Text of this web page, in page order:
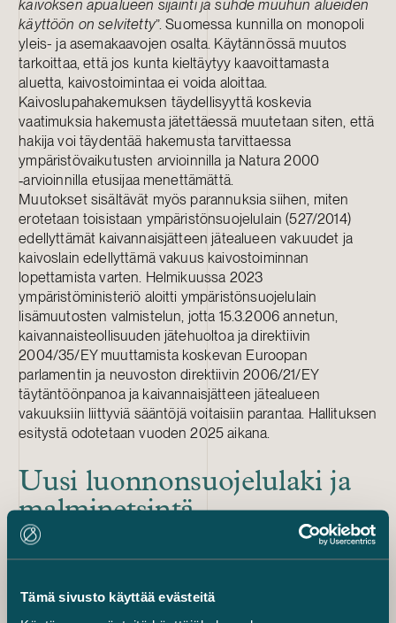
Tämä sivusto käyttää evästeitä
kaivoksen apualueen sijainti ja suhde muuhun alueiden
käyttöön on selvitetty”. Suomessa kunnilla on monopoli
yleis- ja asemakaavojen osalta. Käytännössä muutos
tarkoittaa, että jos kunta kieltäytyy kaavoittamasta
aluetta, kaivostoimintaa ei voida aloittaa.
Kaivoslupahakemuksen täydellisyyttä koskevia
vaatimuksia hakemusta jätettäessä muutetaan siten, että
hakija voi täydentää hakemusta tarvittaessa
ympäristövaikutusten arvioinnilla ja Natura 2000
‑arvioinnilla etusijaa menettämättä.
Muutokset sisältävät myös parannuksia siihen, miten
erotetaan toisistaan ympäristönsuojelulain (527/2014)
edellyttämät kaivannaisjätteen jätealueen vakuudet ja
kaivoslain edellyttämä vakuus kaivostoiminnan
lopettamista varten. Helmikuussa 2023
ympäristöministeriö aloitti ympäristönsuojelulain
lisämuutosten valmistelun, jotta 15.3.2006 annetun,
kaivannaisteollisuuden jätehuoltoa ja direktiivin
2004/35/EY muuttamista koskevan Euroopan
parlamentin ja neuvoston direktiivin 2006/21/EY
täytäntöönpanoa ja kaivannaisjätteen jätealueen
vakuuksiin liittyviä sääntöjä voitaisiin parantaa. Hallituksen
esitystä odotetaan vuoden 2025 aikana.
Uusi luonnonsuojelulaki ja
malminetsintä
Uusi luonnonsuojelulaki tuo mukanaan uusia vaatimuksia
erityisesti malminetsintäalan toimijoille mutta myös
muutoksista on serpentiinikallioiden, ‑kivikkojen ja